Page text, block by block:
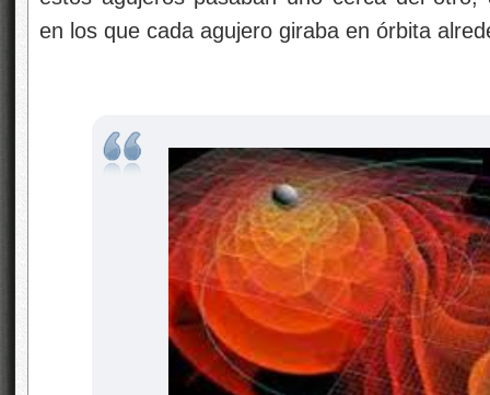
en los que cada agujero giraba en órbita